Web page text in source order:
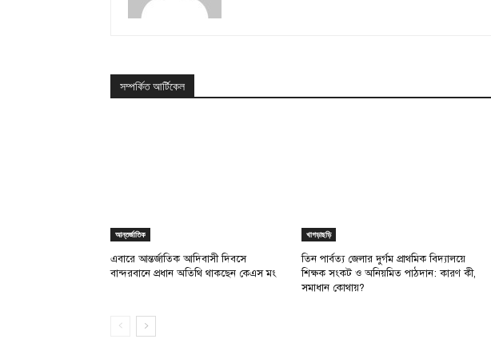
সম্পর্কিত আর্টিকেল
আন্তর্জাতিক
এবারে আন্তর্জাতিক আদিবাসী দিবসে
বান্দরবানে প্রধান অতিথি থাকছেন কেএস মং
খাগড়াছড়ি
তিন পার্বত্য জেলার দুর্গম প্রাথমিক বিদ্যালয়ে
শিক্ষক সংকট ও অনিয়মিত পাঠদান: কারণ কী,
সমাধান কোথায়?